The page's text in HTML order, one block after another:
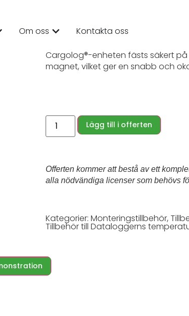
Om oss Kontakta oss
Cargolog®-enheten fästs säkert
magnet, vilket ger en snabb och
Lägg till i offerten
Offerten kommer att bestå av ett
alla nödvändiga licenser som behövs
Kategorier: Monteringstillbehör,
Tillbehör till Dataloggerns